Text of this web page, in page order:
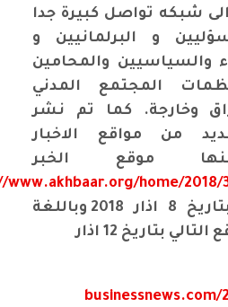
شبكه تواصل كبيرة جدا
و البرلمانيين و
والسياسيين والمحامين
المجتمع المدني
وخارجة. كما تم نشر
من مواقع الاخبار
موقع الخبر
home/2018/
باللغة العربية بتاريخ 8 اذار 2018 وباللغة
بتاريخ 12 اذار